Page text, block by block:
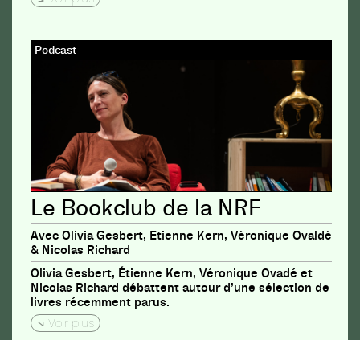
Podcast
Le Bookclub de la NRF
Avec Olivia Gesbert, Etienne Kern, Véronique Ovaldé
& Nicolas Richard
Olivia Gesbert, Étienne Kern, Véronique Ovadé et
Nicolas Richard débattent autour d’une sélection de
livres récemment parus.
Voir plus